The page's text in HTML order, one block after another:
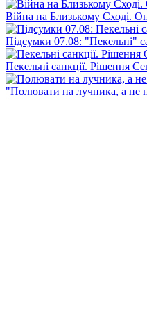
Війна на Близькому Сході.
Підсумки 07.08: "Пекельні"
Пекельні санкції. Рішення
"Полювати на лучника, а не